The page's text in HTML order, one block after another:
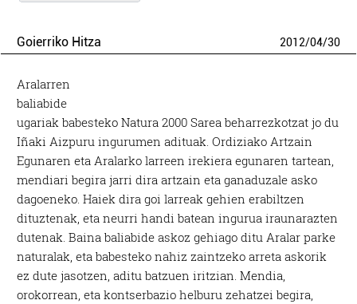
Goierriko Hitza 2012/04/30
Aralarren
baliabide
ugariak babesteko Natura 2000 Sarea beharrezkotzat jo du
Iñaki Aizpuru ingurumen adituak. Ordiziako Artzain
Egunaren eta Aralarko larreen irekiera egunaren tartean,
mendiari begira jarri dira artzain eta ganaduzale asko
dagoeneko. Haiek dira goi larreak gehien erabiltzen
dituztenak, eta neurri handi batean ingurua iraunarazten
dutenak. Baina baliabide askoz gehiago ditu Aralar parke
naturalak, eta babesteko nahiz zaintzeko arreta askorik
ez dute jasotzen, aditu batzuen iritzian. Mendia,
orokorrean, eta kontserbazio helburu zehatzei begira,